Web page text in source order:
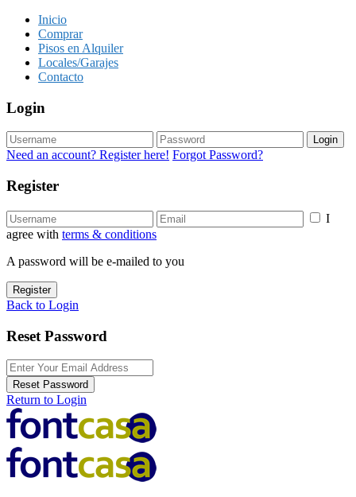
Inicio
Comprar
Pisos en Alquiler
Locales/Garajes
Contacto
Login
Login
Need an account? Register here! Forgot Password?
Register
I
agree with terms & conditions
A password will be e-mailed to you
Register
Back to Login
Reset Password
Reset Password
Return to Login